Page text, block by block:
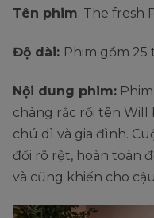
Tên phim: The fresh
Độ dài: Phim gồm 25
Nội dung phim:
chàng rắc rối tên Will
chú dì và gia đình.
đổi rõ rệt, hoàn toàn
và cũng khiến cho